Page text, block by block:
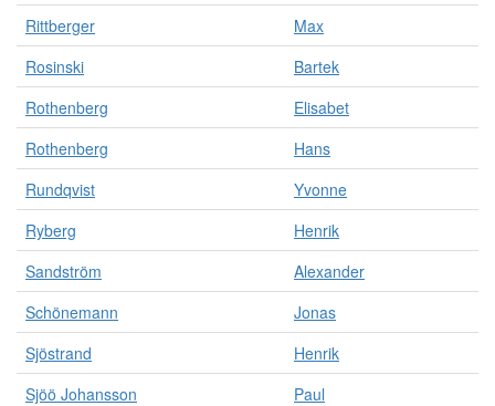
Rittberger
Max
Rosinski
Bartek
Rothenberg
Elisabet
Rothenberg
Hans
Rundqvist
Yvonne
Ryberg
Henrik
Sandström
Alexander
Schönemann
Jonas
Sjöstrand
Henrik
Sjöö Johansson
Paul